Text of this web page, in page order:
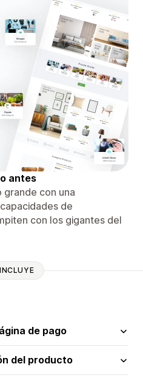
antes
grande con una
de
con los gigantes del
de pago
del producto